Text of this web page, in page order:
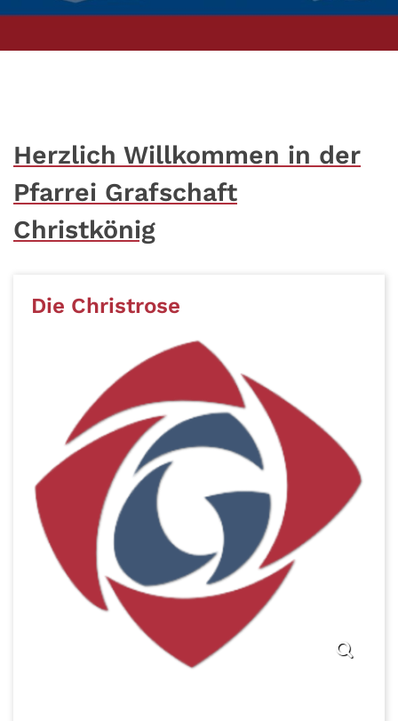
Herzlich Willkommen in der
Pfarrei Grafschaft
Christkönig
Die Christrose